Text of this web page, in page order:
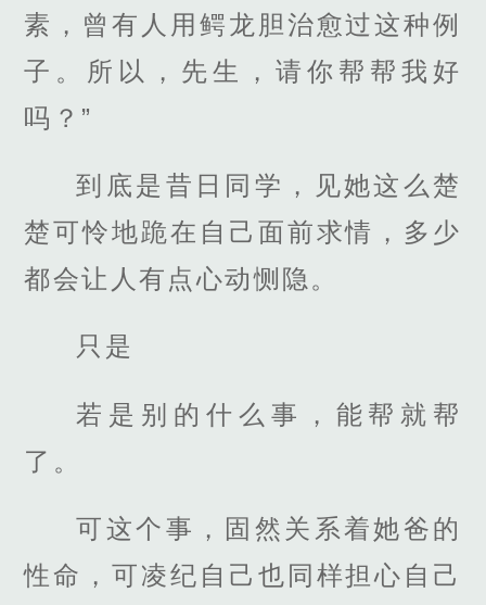
素，曾有人用鳄龙胆治愈过这种例
子。所以，先生，请你帮帮我好
吗？”
到底是昔日同学，见她这么楚
楚可怜地跪在自己面前求情，多少
都会让人有点心动恻隐。
只是
若是别的什么事，能帮就帮
了。
可这个事，固然关系着她爸的
性命，可凌纪自己也同样担心自己